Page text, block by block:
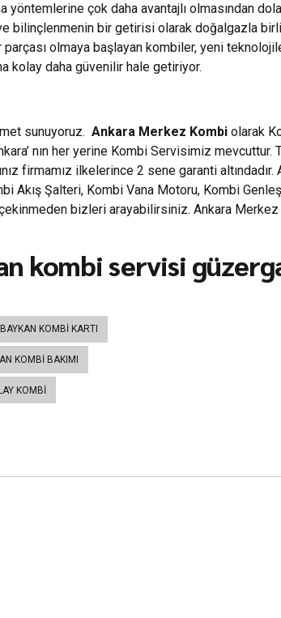
yöntemlerine çok daha avantajlı olmasından
bilinçlenmenin bir getirisi olarak doğalgazla
parçası olmaya başlayan kombiler, yeni
kolay daha güvenilir hale getiriyor.
sunuyoruz. Ankara Merkez Kombi olarak
nın her yerine Kombi Servisimiz mevcuttur.
firmamız ilkelerince 2 sene garanti altındadır.
Şalteri, Kombi Vana Motoru, Kombi
çekinmeden bizleri arayabilirsiniz. Ankara
kombi servisi
BAYKAN KOMBI KARTI
KOMBI BAKIMI
KOMBI